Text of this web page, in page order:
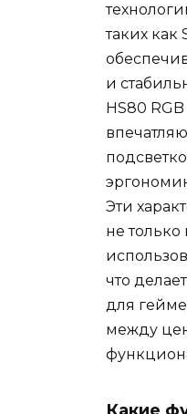
таких как
и
HS80
Эти
не
что
для
между